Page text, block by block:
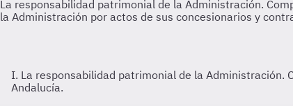
I. La responsabilidad patrimonial de la Administración.
Andalucía.